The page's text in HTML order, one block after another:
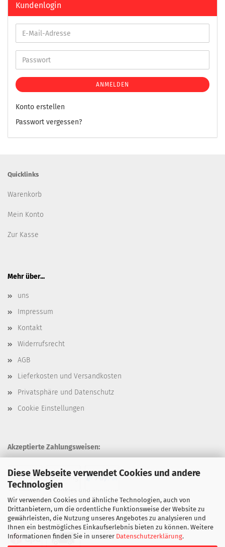
Diese Webseite verwendet Cookies und andere
Technologien
Wir verwenden Cookies und ähnliche Technologien, auch von
Drittanbietern, um die ordentliche Funktionsweise der Website zu
gewährleisten, die Nutzung unseres Angebotes zu analysieren und
Ihnen ein bestmögliches Einkaufserlebnis bieten zu können. Weitere
Informationen finden Sie in unserer Datenschutzerklärung.
Kundenlogin
ANMELDEN
Konto erstellen
Passwort vergessen?
Quicklinks
Warenkorb
Mein Konto
Zur Kasse
Mehr über...
uns
Impressum
Kontakt
Widerrufsrecht
AGB
Lieferkosten und Versandkosten
Privatsphäre und Datenschutz
Cookie Einstellungen
Akzeptierte Zahlungsweisen:
Unsere Versandarten: